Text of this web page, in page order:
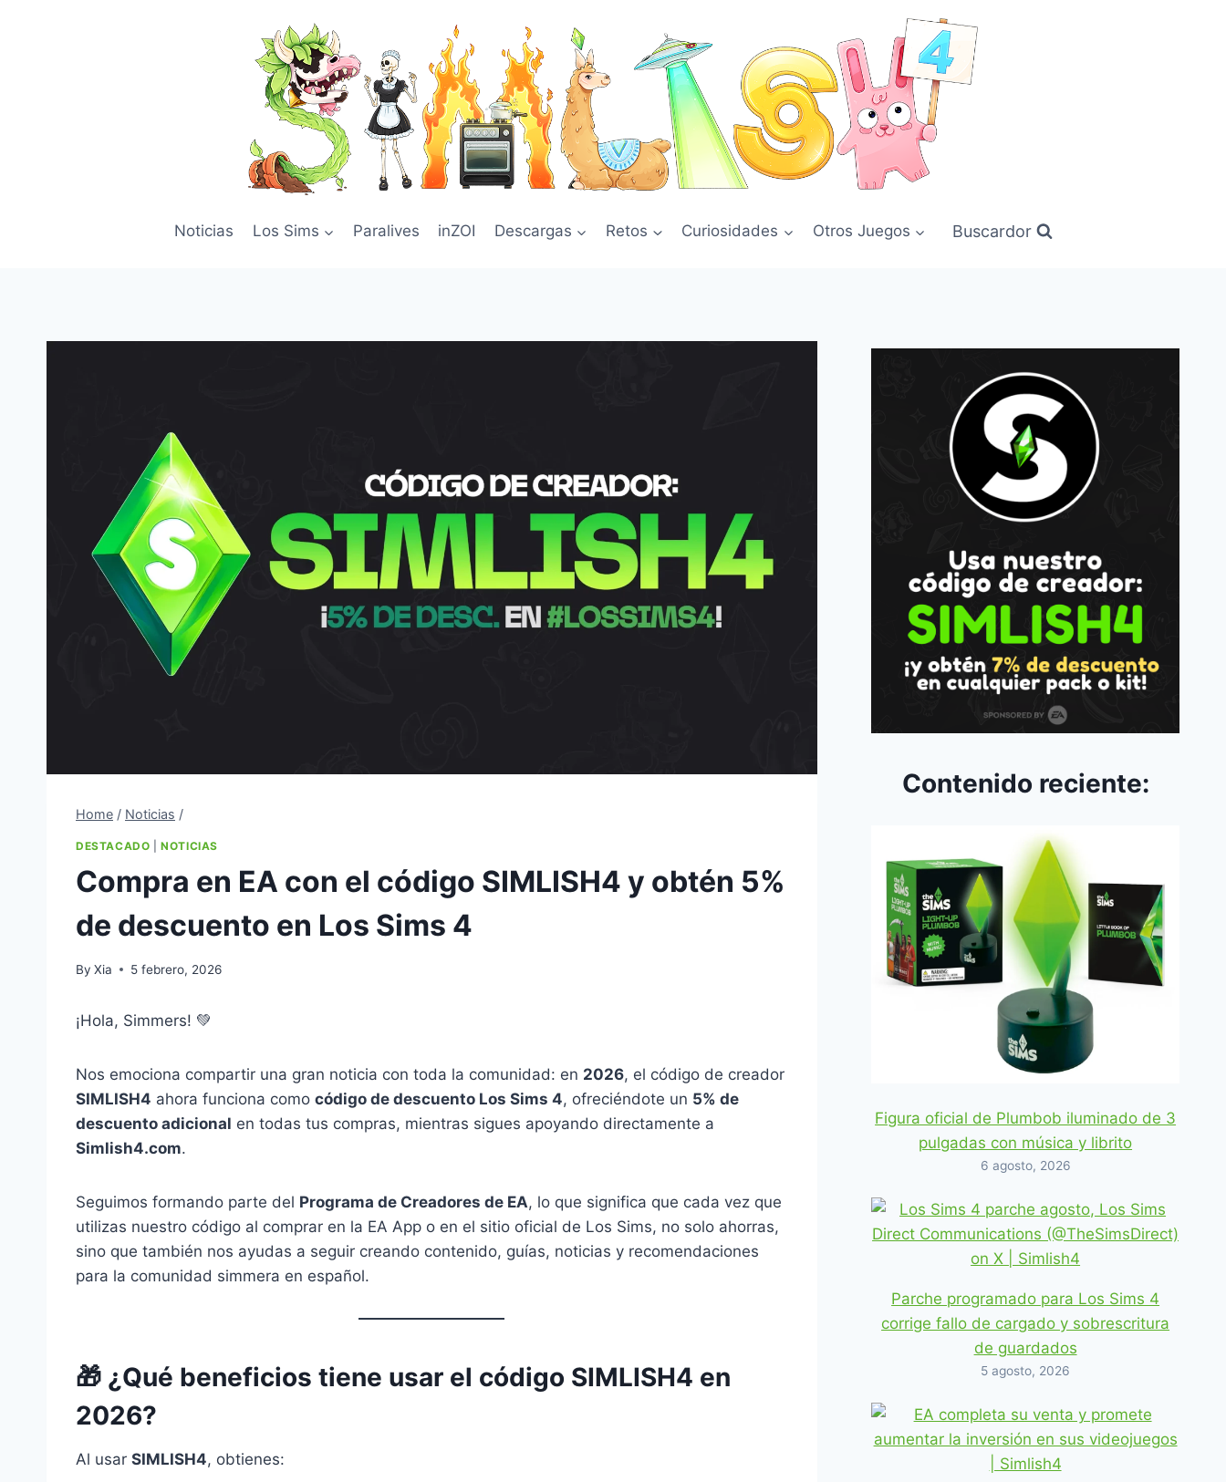
Noticias Los Sims Paralives inZOI Descargas Retos Curiosidades Otros Juegos Buscardor
Home / Noticias /
DESTACADO |NOTICIAS
Compra en EA con el código SIMLISH4 y obtén 5%
de descuento en Los Sims 4
By Xia 5 febrero, 2026
¡Hola, Simmers! 💚
Nos emociona compartir una gran noticia con toda la comunidad: en 2026, el código de creador
SIMLISH4 ahora funciona como código de descuento Los Sims 4, ofreciéndote un 5% de
descuento adicional en todas tus compras, mientras sigues apoyando directamente a
Simlish4.com.
Seguimos formando parte del Programa de Creadores de EA, lo que significa que cada vez que
utilizas nuestro código al comprar en la EA App o en el sitio oficial de Los Sims, no solo ahorras,
sino que también nos ayudas a seguir creando contenido, guías, noticias y recomendaciones
para la comunidad simmera en español.
🎁 ¿Qué beneficios tiene usar el código SIMLISH4 en
2026?
Al usar SIMLISH4, obtienes:
Contenido reciente:
Figura oficial de Plumbob iluminado de 3
pulgadas con música y librito
6 agosto, 2026
Parche programado para Los Sims 4
corrige fallo de cargado y sobrescritura
de guardados
5 agosto, 2026